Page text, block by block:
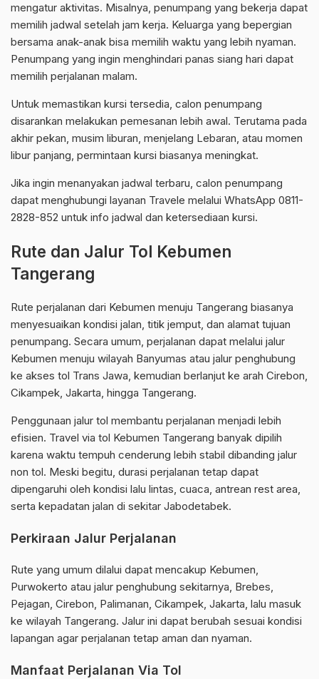
mengatur aktivitas. Misalnya, penumpang yang bekerja dapat
memilih jadwal setelah jam kerja. Keluarga yang bepergian
bersama anak-anak bisa memilih waktu yang lebih nyaman.
Penumpang yang ingin menghindari panas siang hari dapat
memilih perjalanan malam.
Untuk memastikan kursi tersedia, calon penumpang
disarankan melakukan pemesanan lebih awal. Terutama pada
akhir pekan, musim liburan, menjelang Lebaran, atau momen
libur panjang, permintaan kursi biasanya meningkat.
Jika ingin menanyakan jadwal terbaru, calon penumpang
dapat menghubungi layanan Travele melalui WhatsApp 0811-
2828-852 untuk info jadwal dan ketersediaan kursi.
Rute dan Jalur Tol Kebumen
Tangerang
Rute perjalanan dari Kebumen menuju Tangerang biasanya
menyesuaikan kondisi jalan, titik jemput, dan alamat tujuan
penumpang. Secara umum, perjalanan dapat melalui jalur
Kebumen menuju wilayah Banyumas atau jalur penghubung
ke akses tol Trans Jawa, kemudian berlanjut ke arah Cirebon,
Cikampek, Jakarta, hingga Tangerang.
Penggunaan jalur tol membantu perjalanan menjadi lebih
efisien. Travel via tol Kebumen Tangerang banyak dipilih
karena waktu tempuh cenderung lebih stabil dibanding jalur
non tol. Meski begitu, durasi perjalanan tetap dapat
dipengaruhi oleh kondisi lalu lintas, cuaca, antrean rest area,
serta kepadatan jalan di sekitar Jabodetabek.
Perkiraan Jalur Perjalanan
Rute yang umum dilalui dapat mencakup Kebumen,
Purwokerto atau jalur penghubung sekitarnya, Brebes,
Pejagan, Cirebon, Palimanan, Cikampek, Jakarta, lalu masuk
ke wilayah Tangerang. Jalur ini dapat berubah sesuai kondisi
lapangan agar perjalanan tetap aman dan nyaman.
Manfaat Perjalanan Via Tol